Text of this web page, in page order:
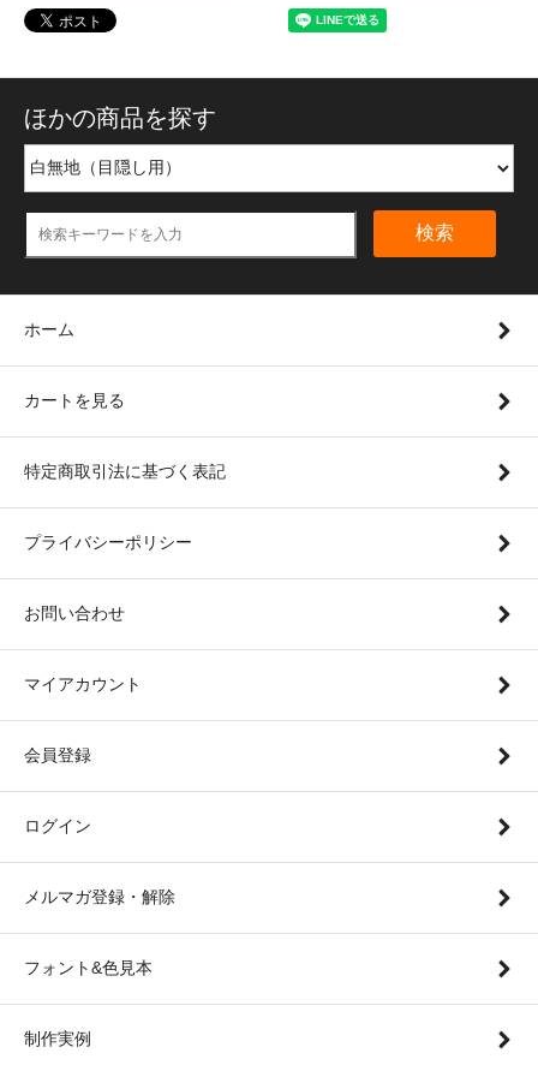
ほかの商品を探す
検索
ホーム
カートを見る
特定商取引法に基づく表記
プライバシーポリシー
お問い合わせ
マイアカウント
会員登録
ログイン
メルマガ登録・解除
フォント&色見本
制作実例